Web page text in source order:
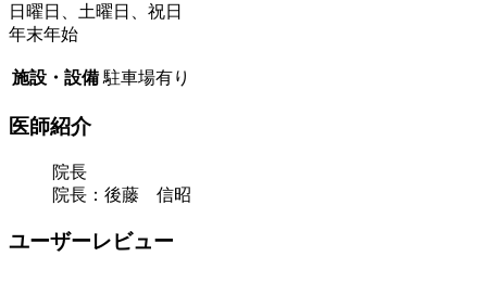
日曜日、土曜日、祝日
年末年始
施設・設備 駐車場有り
医師紹介
院長
院長：後藤 信昭
ユーザーレビュー